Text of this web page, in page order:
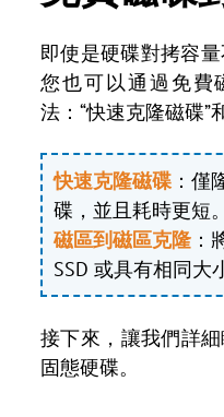
即使是硬碟對拷容
您也可以通過免
法：“快速克隆磁碟”
快速克隆磁碟 ：
碟，並且耗時更短。
磁區到磁區克隆 ：
SSD 或具有相同大
接下來，讓我們詳
固態硬碟。